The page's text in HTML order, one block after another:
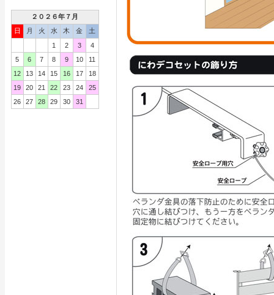
２０２６年７月
日
月 火 水 木 金
土
1
2 3
4
5
6 7 8 9 10
11
12
13 14 15 16 17
18
19
20 21 22 23 24
25
26
27 28 29 30 31